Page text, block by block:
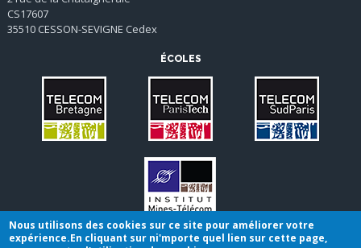
CS17607
35510 CESSON-SEVIGNE Cedex
ÉCOLES
Nous utilisons des cookies sur ce site pour améliorer votre
expérience.En cliquant sur ni'mporte quel lien sur cette page,